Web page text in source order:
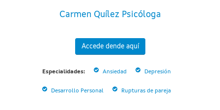
Carmen Quílez Psicóloga
Accede dende aquí
Especialidades: Ansiedad Depresión
Desarrollo Personal Rupturas de pareja